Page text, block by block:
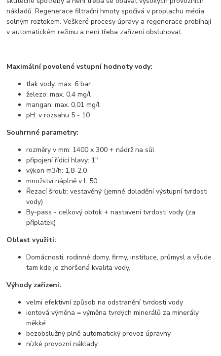
nákladů. Regenerace filtrační hmoty spočívá v proplachu média
solným roztokem. Veškeré procesy úpravy a regenerace probíhají
v automatickém režimu a není třeba zařízení obsluhovat.
Maximální povolené vstupní hodnoty vody:
tlak vody: max. 6 bar
železo: max. 0,4 mg/l
mangan: max. 0,01 mg/l
pH: v rozsahu 5 - 10
Souhrnné parametry:
rozměry v mm: 1400 x 300 + nádrž na sůl
připojení řídící hlavy: 1"
výkon m3/h: 1,8-2,0
množství náplně v l: 50
Řezací šroub: vestavěný (jemné doladění výstupní tvrdosti
vody)
By-pass - celkový obtok + nastavení tvrdosti vody (za
příplatek)
Oblast využití:
Domácnosti, rodinné domy, firmy, instituce, průmysl a všude
tam kde je zhoršená kvalita vody.
Výhody zařízení:
velmi efektivní způsob na odstranění tvrdosti vody
iontová výměna = výměna tvrdých minerálů za minerály
měkké
bezobslužný plně automatický provoz úpravny
nízké provozní náklady